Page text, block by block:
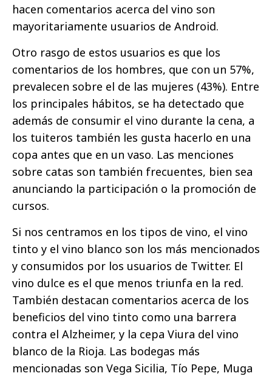
hacen comentarios acerca del vino son
mayoritariamente usuarios de Android.
Otro rasgo de estos usuarios es que los
comentarios de los hombres, que con un 57%,
prevalecen sobre el de las mujeres (43%). Entre
los principales hábitos, se ha detectado que
además de consumir el vino durante la cena, a
los tuiteros también les gusta hacerlo en una
copa antes que en un vaso. Las menciones
sobre catas son también frecuentes, bien sea
anunciando la participación o la promoción de
cursos.
Si nos centramos en los tipos de vino, el vino
tinto y el vino blanco son los más mencionados
y consumidos por los usuarios de Twitter. El
vino dulce es el que menos triunfa en la red.
También destacan comentarios acerca de los
beneficios del vino tinto como una barrera
contra el Alzheimer, y la cepa Viura del vino
blanco de la Rioja. Las bodegas más
mencionadas son Vega Sicilia, Tío Pepe, Muga